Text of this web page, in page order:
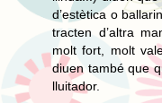
d’estètica o
tracten d’altra
molt fort, molt
diuen també que
lluitador.